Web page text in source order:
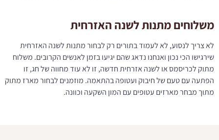
משלוחים מתנות לשנה האזרחית
לא צריך לנסוע, לא לעמוד בתורים רק לבחור מתנות לשנה האזרחית
שירגישו הכי נכון ואנחנו נדאג שהם יגיעו בזמן לאנשים הקרובים. משלוח
מתוק לכריסמס או לשנה אזרחית חדשה, זו לא עוד מחווה של חג, זו
הפתעה עם טעם של חיבוק ועטופה בהתאמה. מוזמנים לבחור מארז מתוק
מתוך מבחר מארזים עטופים עם המון השקעה וכוונה.